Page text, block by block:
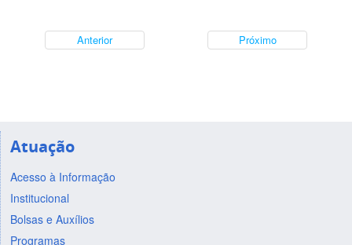
Anterior Próximo
Atuação
Acesso à Informação
Institucional
Bolsas e Auxílios
Programas